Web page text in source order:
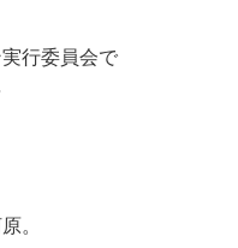
行委員会で
。